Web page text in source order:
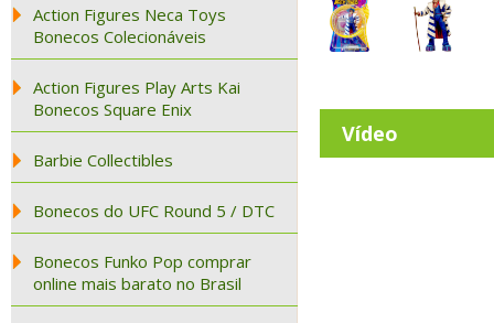
Action Figures Neca Toys
Bonecos Colecionáveis
Action Figures Play Arts Kai
Bonecos Square Enix
Barbie Collectibles
Bonecos do UFC Round 5 / DTC
Bonecos Funko Pop comprar
online mais barato no Brasil
Vídeo